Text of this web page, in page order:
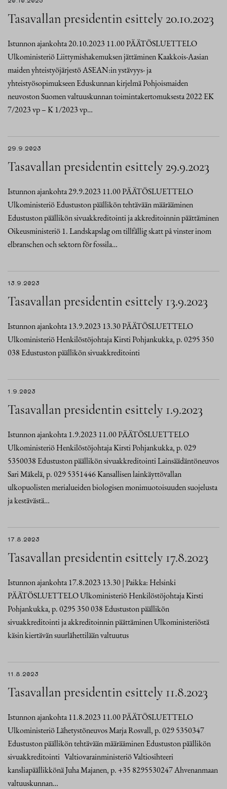
Tasavallan presidentin esittely 20.10.2023
Istunnon ajankohta 20.10.2023 11.00 PÄÄTÖSLUETTELO
Ulkoministeriö Liittymishakemuksen jättäminen Kaakkois-Aasian
maiden yhteistyöjärjestö ASEAN:in ystävyys- ja
yhteistyösopimukseen Eduskunnan kirjelmä Pohjoismaiden
neuvoston Suomen valtuuskunnan toimintakertomuksesta 2022 EK
7/2023 vp – K 1/2023 vp…
29.9.2023
Tasavallan presidentin esittely 29.9.2023
Istunnon ajankohta 29.9.2023 11.00 PÄÄTÖSLUETTELO
Ulkoministeriö Edustuston päällikön tehtävään määrääminen
Edustuston päällikön sivuakkreditointi ja akkreditoinnin päättäminen
Oikeusministeriö 1. Landskapslag om tillfällig skatt på vinster inom
elbranschen och sektorn för fossila…
13.9.2023
Tasavallan presidentin esittely 13.9.2023
Istunnon ajankohta 13.9.2023 13.30 PÄÄTÖSLUETTELO
Ulkoministeriö Henkilöstöjohtaja Kirsti Pohjankukka, p. 0295 350
038 Edustuston päällikön sivuakkreditointi
1.9.2023
Tasavallan presidentin esittely 1.9.2023
Istunnon ajankohta 1.9.2023 11.00 PÄÄTÖSLUETTELO
Ulkoministeriö Henkilöstöjohtaja Kirsti Pohjankukka, p. 029
5350038 Edustuston päällikön sivuakkreditointi Lainsäädäntöneuvos
Sari Mäkelä, p. 029 5351446 Kansallisen lainkäyttövallan
ulkopuolisten merialueiden biologisen monimuotoisuuden suojelusta
ja kestävästä…
17.8.2023
Tasavallan presidentin esittely 17.8.2023
Istunnon ajankohta 17.8.2023 13.30 | Paikka: Helsinki
PÄÄTÖSLUETTELO Ulkoministeriö Henkilöstöjohtaja Kirsti
Pohjankukka, p. 0295 350 038 Edustuston päällikön
sivuakkreditointi ja akkreditoinnin päättäminen Ulkoministeriöstä
käsin kiertävän suurlähettilään valtuutus
11.8.2023
Tasavallan presidentin esittely 11.8.2023
Istunnon ajankohta 11.8.2023 11.00 PÄÄTÖSLUETTELO
Ulkoministeriö Lähetystöneuvos Marja Rosvall, p. 029 5350347
Edustuston päällikön tehtävään määrääminen Edustuston päällikön
sivuakkreditointi Valtiovarainministeriö Valtiosihteeri
kansliapäällikkönä Juha Majanen, p. +35 8295530247 Ahvenanmaan
valtuuskunnan…